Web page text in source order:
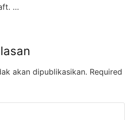
…
akan dipublikasikan. Required